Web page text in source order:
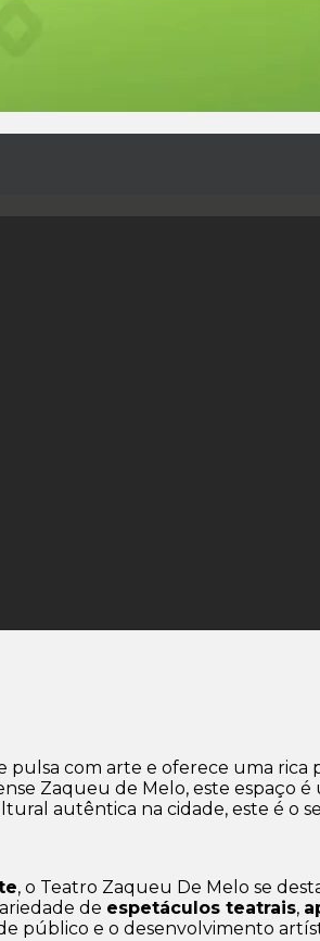
com arte e oferece uma rica
Zaqueu de Melo, este espaço
autêntica na cidade, este é o
, o Teatro Zaqueu De Melo se
de espetáculos teatrais,
público e o desenvolvimento